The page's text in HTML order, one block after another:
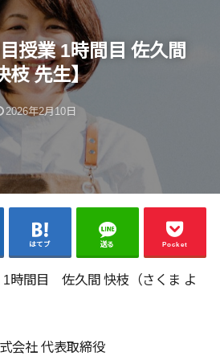
授業 1時間目 佐久間
枝 先生】
2026年2月10日
はてブ 送る Pocket
1時間目 佐久間 快枝（さくま よ
会社 代表取締役